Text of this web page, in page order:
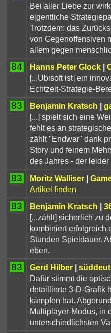
Bei aller Liebe zur
eigentliche
Trotzdem: das
von Gegenoffensiven
allem gegen
84 Hanns Peter Glock|
[...Ubisoft ist] ein
Echtzeit-Strategie-
83 Benjamin Kratsch |
[...] spielt sich eine
fehlt es an
zählt "Endwar" dank
Story und feinem
des Jahres - der
83 Moritz Walliser|
Artikel finden
83 Benjamin Kratsch |
[...zählt] sicherlich zu
kombiniert erfolgreich
Stunden Spieldauer.
eben.
83 Gerd Hilber|
Dafür stimmt die
detaillierte 3-D-Grafik
kämpfen hat.
Multiplayer-Modus, in
unterschiedlichsten